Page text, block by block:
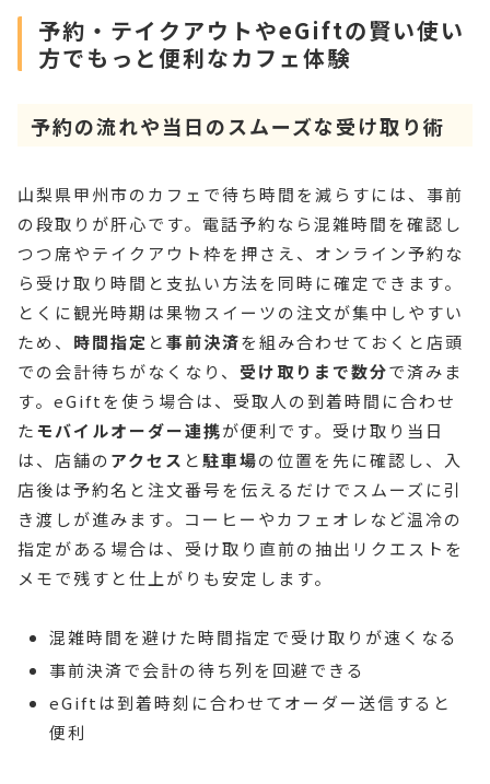
予約・テイクアウトやeGiftの賢い使い
方でもっと便利なカフェ体験
予約の流れや当日のスムーズな受け取り術
山梨県甲州市のカフェで待ち時間を減らすには、事前
の段取りが肝心です。電話予約なら混雑時間を確認し
つつ席やテイクアウト枠を押さえ、オンライン予約な
ら受け取り時間と支払い方法を同時に確定できます。
とくに観光時期は果物スイーツの注文が集中しやすい
ため、 時間指定 と事前決済を組み合わせておくと店頭
での会計待ちがなくなり、 受け取りまで数分で済みま
す。eGiftを使う場合は、受取人の到着時間に合わせ
たモバイルオーダー連携が便利です。受け取り当日
は、店舗のアクセス と駐車場の位置を先に確認し、入
店後は予約名と注文番号を伝えるだけでスムーズに引
き渡しが進みます。コーヒーやカフェオレなど温冷の
指定がある場合は、受け取り直前の抽出リクエストを
メモで残すと仕上がりも安定します。
混雑時間を避けた時間指定で受け取りが速くなる
事前決済で会計の待ち列を回避できる
eGiftは到着時刻に合わせてオーダー送信すると
便利